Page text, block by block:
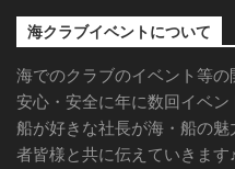
海クラブイベントについて
海でのクラブのイベント等の
安心・安全に年に数回イベン
船が好きな社長が海・船の
者皆様と共に伝えていきます♪